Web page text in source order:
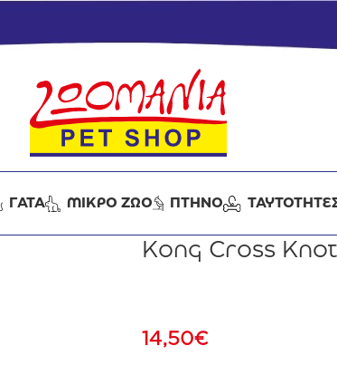
ΓΑΤΑ ΜΙΚΡΟ ΖΩΟ ΠΤΗΝΟ
Kong Cross
14,50€